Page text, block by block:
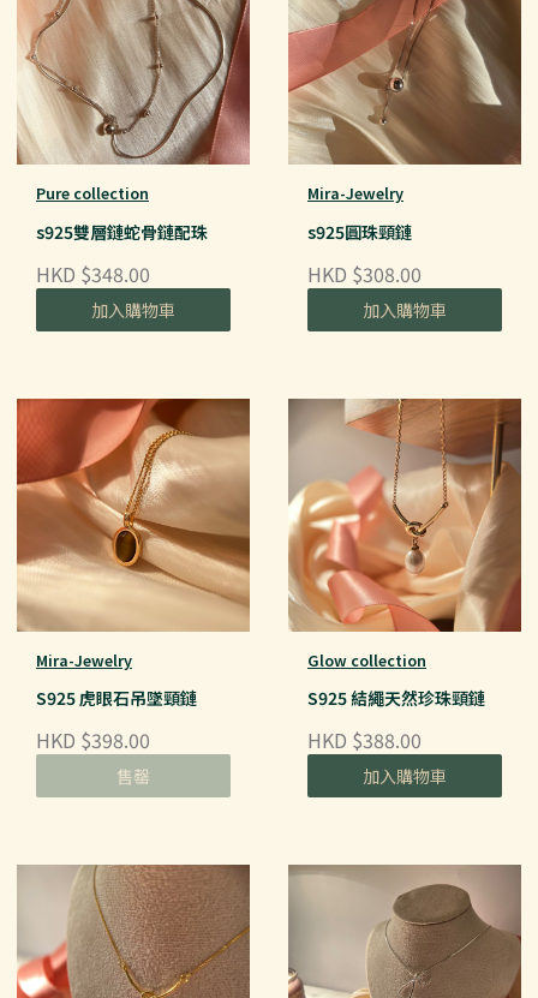
Pure collection
s925雙層鏈蛇骨鏈配珠
HKD $348.00
加入購物車
Mira-Jewelry
s925圓珠頸鏈
HKD $308.00
加入購物車
Mira-Jewelry
S925 虎眼石吊墜頸鏈
HKD $398.00
售罄
Glow collection
S925 結繩天然珍珠頸鏈
HKD $388.00
加入購物車